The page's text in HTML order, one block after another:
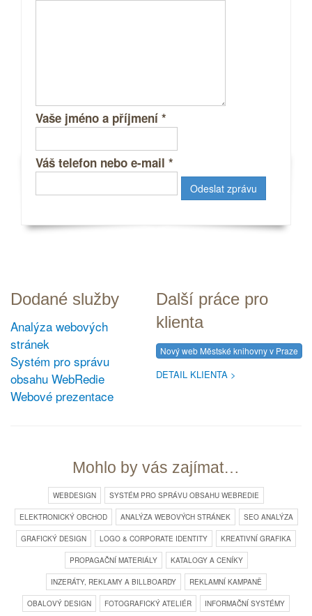
Vaše jméno a příjmení *
Váš telefon nebo e-mail *
Dodané služby
Analýza webových
stránek
Systém pro správu
obsahu WebRedie
Webové prezentace
Další práce pro
klienta
Nový web Městské knihovny v Praze
DETAIL KLIENTA
Mohlo by vás zajímat…
WEBDESIGN SYSTÉM PRO SPRÁVU OBSAHU WEBREDIE
ELEKTRONICKÝ OBCHOD ANALÝZA WEBOVÝCH STRÁNEK SEO ANALÝZA
GRAFICKÝ DESIGN LOGO & CORPORATE IDENTITY KREATIVNÍ GRAFIKA
PROPAGAČNÍ MATERIÁLY KATALOGY A CENÍKY
INZERÁTY, REKLAMY A BILLBOARDY REKLAMNÍ KAMPANĚ
OBALOVÝ DESIGN FOTOGRAFICKÝ ATELIÉR INFORMAČNÍ SYSTÉMY